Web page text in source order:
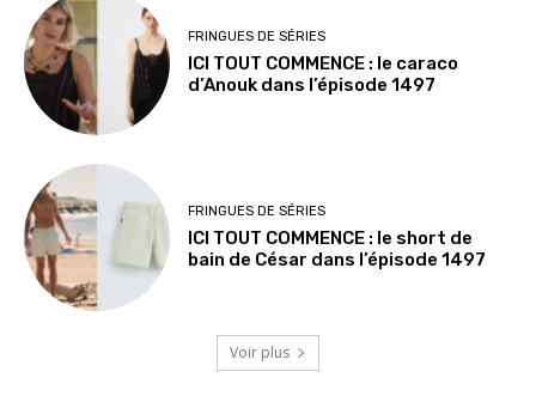
FRINGUES DE SÉRIES
ICI TOUT COMMENCE : le caraco
d’Anouk dans l’épisode 1497
FRINGUES DE SÉRIES
ICI TOUT COMMENCE : le short de
bain de César dans l’épisode 1497
Voir plus